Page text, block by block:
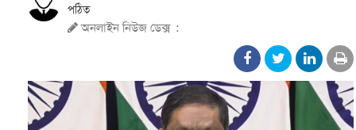
পঠিত
অনলাইন নিউজ ডেক্স :